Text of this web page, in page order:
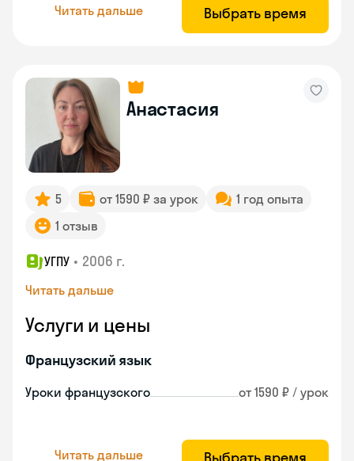
Читать дальше Выбрать время
Анастасия
5 от 1590 ₽ за урок
1 год опыта
1 отзыв
УГПУ • 2006 г.
Читать дальше
Услуги и цены
Французский язык
Уроки французского от 1590 ₽ / урок
Читать дальше